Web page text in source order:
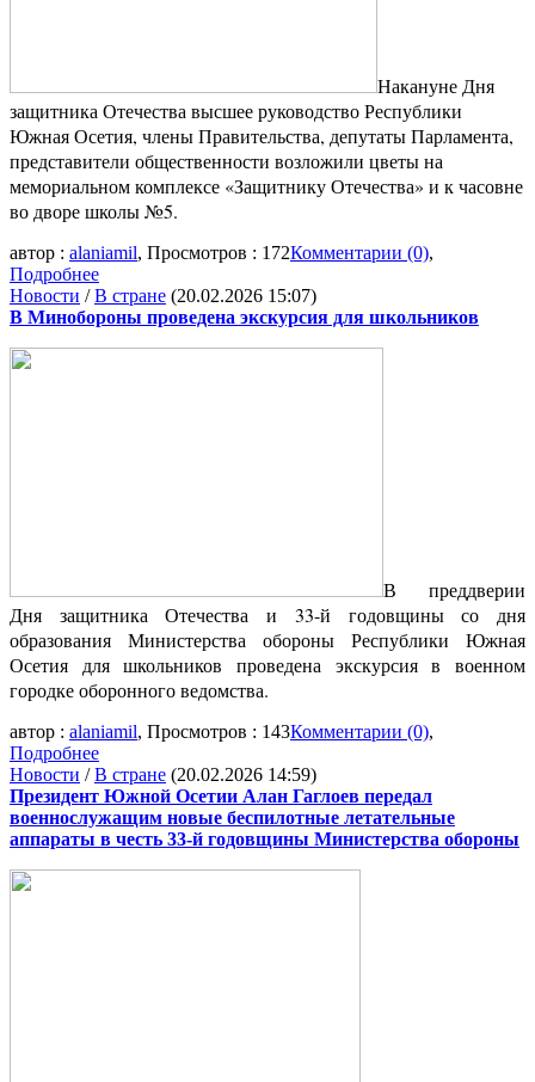
Накануне Дня
защитника Отечества высшее руководство Республики
Южная Осетия, члены Правительства, депутаты Парламента,
представители общественности возложили цветы на
мемориальном комплексе «Защитнику Отечества» и к часовне
во дворе школы №5.
автор : alaniamil, Просмотров : 172Комментарии (0),
Подробнее
Новости /В стране (20.02.2026 15:07)
В Минобороны проведена экскурсия для школьников
В преддверии
Дня защитника Отечества и 33-й годовщины со дня
образования Министерства обороны Республики Южная
Осетия для школьников проведена экскурсия в военном
городке оборонного ведомства.
автор : alaniamil, Просмотров : 143Комментарии (0),
Подробнее
Новости /В стране (20.02.2026 14:59)
Президент Южной Осетии Алан Гаглоев передал
военнослужащим новые беспилотные летательные
аппараты в честь 33-й годовщины Министерства обороны